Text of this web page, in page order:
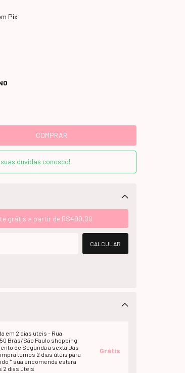
Pix
duvidas conosco!
grátis a partir de R$499,00
CALCULAR
em 2 dias uteis - Rua
Brás/São Paulo shopping
de Segunda a sexta Das
temos 2 dias úteis para
* sua encomenda estara
2 dias úteis
Grátis